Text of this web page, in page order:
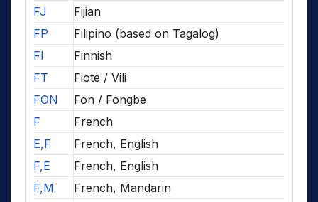
FJ
Fijian
FP
Filipino (based on Tagalog)
FI
Finnish
FT
Fiote / Vili
FON
Fon / Fongbe
F
French
E,F
French, English
F,E
French, English
F,M
French, Mandarin